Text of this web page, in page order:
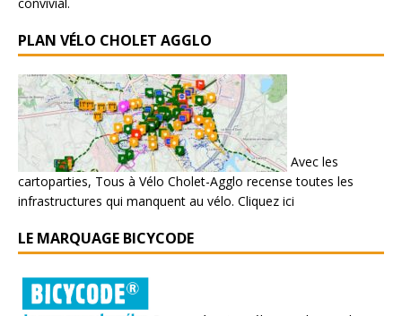
convivial.
PLAN VÉLO CHOLET AGGLO
Avec les
cartoparties, Tous à Vélo Cholet-Agglo recense toutes les
infrastructures qui manquent au vélo. Cliquez ici
LE MARQUAGE BICYCODE